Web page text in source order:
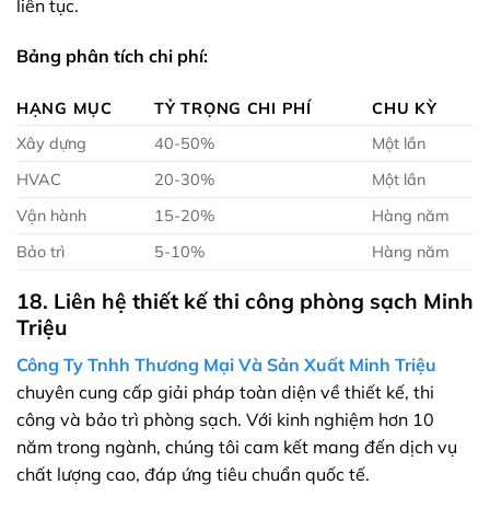
liên tục.
Bảng phân tích chi phí:
HẠNG MỤC TỶ TRỌNG CHI PHÍ
CHU KỲ
Xây dựng
40-50%
Một lần
HVAC
20-30%
Một lần
Vận hành
15-20%
Hàng năm
Bảo trì
5-10% Hàng năm
18. Liên hệ thiết kế thi công phòng sạch Minh
Triệu
Công Ty Tnhh Thương Mại Và Sản Xuất Minh Triệu
chuyên cung cấp giải pháp toàn diện về thiết kế, thi
công và bảo trì phòng sạch. Với kinh nghiệm hơn 10
năm trong ngành, chúng tôi cam kết mang đến dịch vụ
chất lượng cao, đáp ứng tiêu chuẩn quốc tế.